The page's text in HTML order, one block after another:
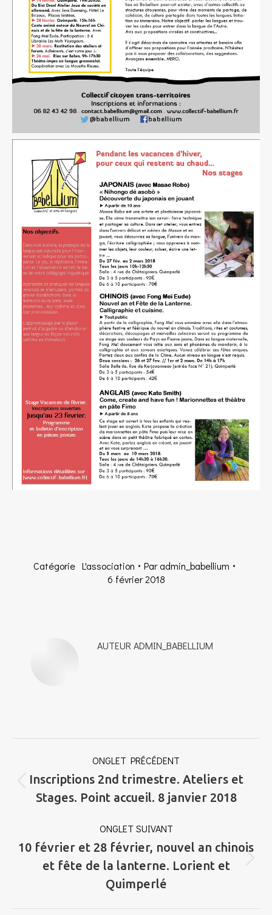
Catégorie L'association Paradmin_babellium
6 février 2018
AUTEUR ADMIN_BABELLIUM
COMMENTAIRE
ONGLET PRÉCÉDENT
Onglet
précédent
Inscriptions 2nd trimestre. Ateliers et
Stages. Point accueil. 8 janvier 2018
ONGLET SUIVANT
Onglet
suivant
10 février et 28 février, nouvel an chinois
et fête de la lanterne. Lorient et
Quimperlé